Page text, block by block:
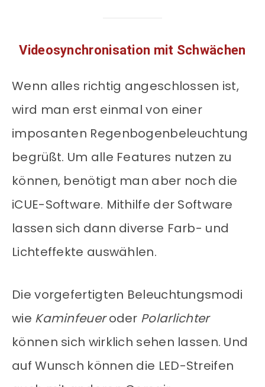
Videosynchronisation mit Schwächen
Wenn alles richtig angeschlossen ist,
wird man erst einmal von einer
imposanten Regenbogenbeleuchtung
begrüßt. Um alle Features nutzen zu
können, benötigt man aber noch die
iCUE-Software. Mithilfe der Software
lassen sich dann diverse Farb- und
Lichteffekte auswählen.
Die vorgefertigten Beleuchtungsmodi
wie Kaminfeueroder Polarlichter
können sich wirklich sehen lassen. Und
auf Wunsch können die LED-Streifen